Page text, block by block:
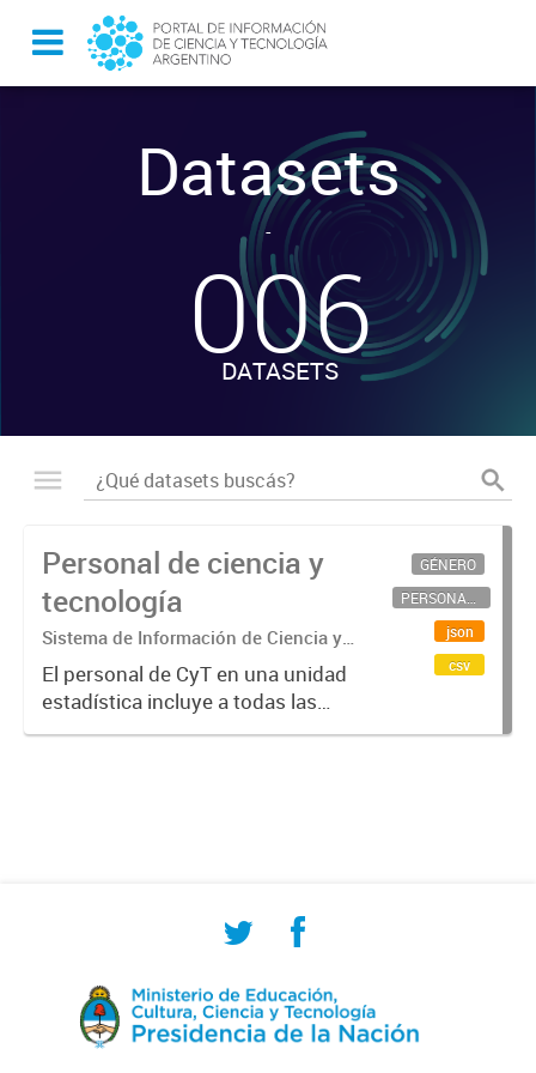
Datasets
-
006
DATASETS
Personal de ciencia y
tecnología
Sistema de Información de Ciencia y
Tecnología Argentino (SICYTAR)
El personal de CyT en una unidad
estadística incluye a todas las
personas involucradas
GÉNERO
PERSONAL CIENTÍFICO-TECNOLÓGICO
json
csv